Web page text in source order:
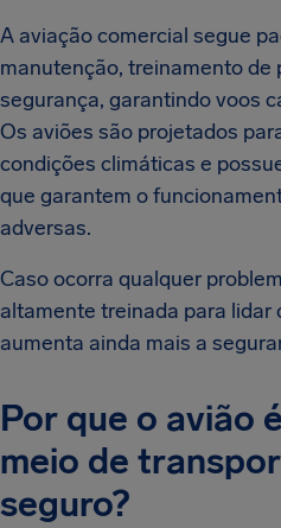
A aviação comercial segue
manutenção, treinamento de
segurança, garantindo voos
Os aviões são projetados
condições climáticas e
que garantem o
adversas.
Caso ocorra qualquer
altamente treinada para lidar
aumenta ainda mais a
Por que o avião
meio de
seguro?